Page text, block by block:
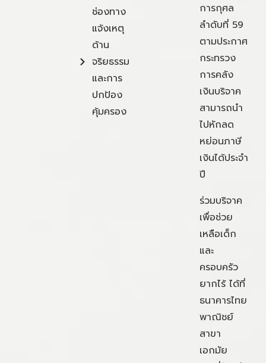
ช่องทาง
แจ้งเหตุ
ด้าน
จริยธรรม
และการ
ปกป้อง
คุ้มครอง
การกุศล
ลำดับที่ 59
ตามประกาศ
กระทรวง
การคลัง
เงินบริจาค
สามารถนำ
ไปหักลด
หย่อนภาษี
เงินได้ประจำ
ปี
ร่วมบริจาค
เพื่อช่วย
เหลือเด็ก
และ
ครอบครัว
ยากไร้ ได้ที่
ธนาคารไทย
พาณิชย์
สาขา
เอกมัย